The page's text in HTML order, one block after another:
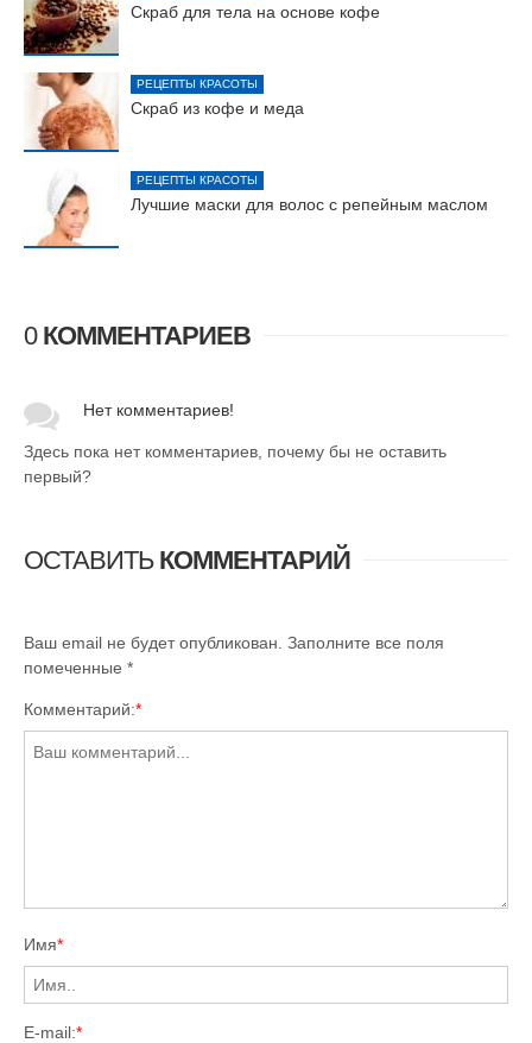
Скраб для тела на основе кофе
РЕЦЕПТЫ КРАСОТЫ
Скраб из кофе и меда
РЕЦЕПТЫ КРАСОТЫ
Лучшие маски для волос с репейным маслом
0 КОММЕНТАРИЕВ
Нет комментариев!
Здесь пока нет комментариев, почему бы не оставить
первый?
ОСТАВИТЬ КОММЕНТАРИЙ
Ваш email не будет опубликован. Заполните все поля
помеченные *
Комментарий:*
Имя*
E-mail:*